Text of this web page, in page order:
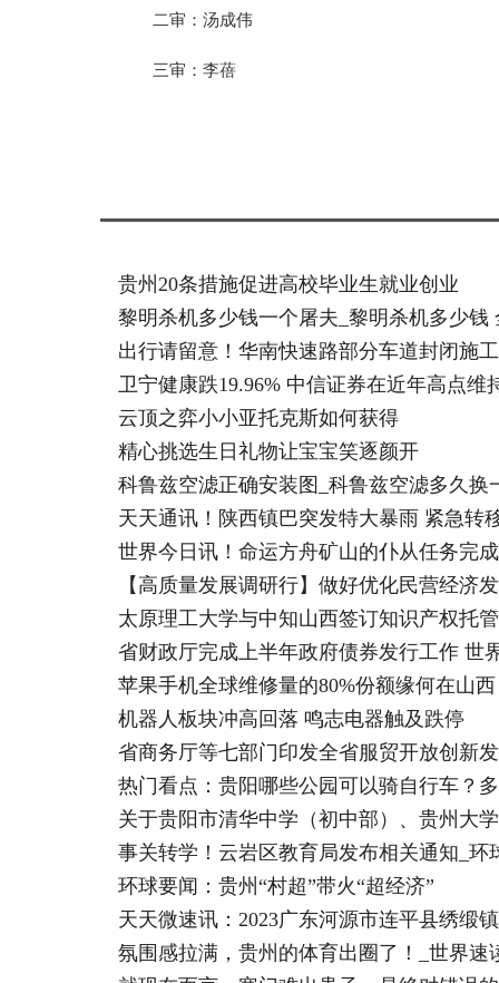
二审：汤成伟
三审：李蓓
贵州20条措施促进高校毕业生就业创业
黎明杀机多少钱一个屠夫_黎明杀机多少钱
出行请留意！华南快速路部分车道封闭施
卫宁健康跌19.96% 中信证券在近年高点维
云顶之弈小小亚托克斯如何获得
精心挑选生日礼物让宝宝笑逐颜开
科鲁兹空滤正确安装图_科鲁兹空滤多久换
天天通讯！陕西镇巴突发特大暴雨 紧急转
世界今日讯！命运方舟矿山的仆从任务完
【高质量发展调研行】做好优化民营经济
太原理工大学与中知山西签订知识产权托
省财政厅完成上半年政府债券发行工作 世
苹果手机全球维修量的80%份额缘何在山
机器人板块冲高回落 鸣志电器触及跌停
省商务厅等七部门印发全省服贸开放创新
热门看点：贵阳哪些公园可以骑自行车？
事关转学！云岩区教育局发布相关通知_环
环球要闻：贵州“村超”带火“超经济”
天天微速讯：2023广东河源市连平县绣缎
氛围感拉满，贵州的体育出圈了！_世界速